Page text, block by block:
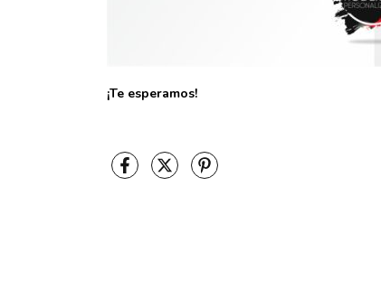
¡Te esperamos!